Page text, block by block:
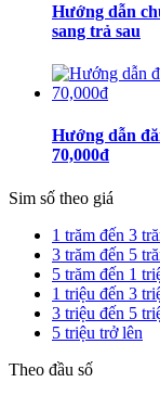
Hướng dẫn
sang trả sau
Hướng dẫn
70,000đ
Sim số theo giá
1 trăm đến 3
3 trăm đến 5
5 trăm đến 1
1 triệu đến 3
3 triệu đến 5
5 triệu trở lên
Theo đầu số